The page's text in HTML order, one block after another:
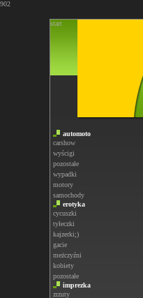
902
start
automoto
carshow
wyścigi
pozostałe
wypadki
motory
samochody
erotyka
cycuszki
tyłeczki
kajzerki;)
gacie
meżczyźni
kobiety
pozostałe
imprezka
zrzuty